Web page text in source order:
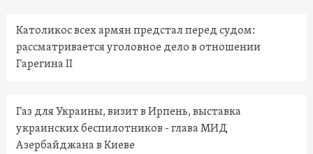
Католикос всех армян предстал перед судом:
рассматривается уголовное дело в отношении
Гарегина II
Газ для Украины, визит в Ирпень, выставка
украинских беспилотников - глава МИД
Азербайджана в Киеве